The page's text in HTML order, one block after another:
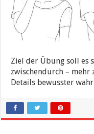
Ziel der Übung soll es
zwischendurch – mehr
Details bewusster